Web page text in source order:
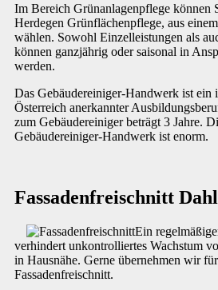
Im Bereich Grünanlagenpflege können
Herdegen Grünflächenpflege, aus
wählen. Sowohl Einzelleistungen als
können ganzjährig oder saisonal in
werden.
Das Gebäudereiniger-Handwerk ist ein
Österreich anerkannter
zum Gebäudereiniger beträgt 3 Jahre.
Gebäudereiniger-Handwerk ist enorm.
Fassadenfreischnitt
Ein
verhindert unkontrolliertes Wachstum
in Hausnähe. Gerne übernehmen wir
Fassadenfreischnitt.